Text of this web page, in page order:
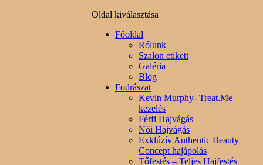
Oldal kiválasztása
Főoldal
Rólunk
Szalon etikett
Galéria
Blog
Fodrászat
Kevin Murphy- Treat.Me
kezelés
Férfi Hajvágás
Női Hajvágás
Exklúzív Authentic Beauty
Concept hajápolás
Tőfestés – Teljes Hajfestés